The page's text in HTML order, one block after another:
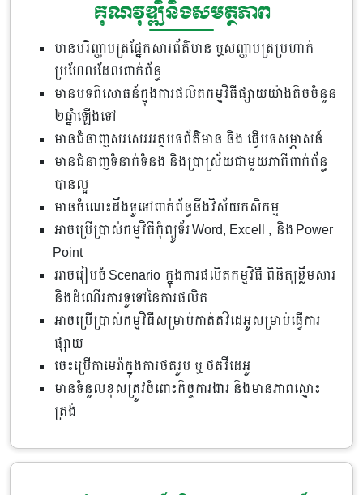
គុណវុឌ្ឍិនិងសមត្ថភាព
មានបរិញ្ញាបត្រផ្នែកសារព័ត៌មាន ឬសញ្ញាបត្រប្រហាក់
ប្រហែលដែលពាក់ព័ន្ធ
មានបទពិសោធន៍ក្នុងការផលិតកម្មវិធីផ្សាយយ៉ាងតិចចំនួន
២ឆ្នាំឡើងទៅ
មានជំនាញសរសេរអត្ថបទព័ត៌មាន និង ធ្វើបទសម្ភាសន៍
មានជំនាញទំនាក់ទំនង និងប្រាស្រ័យជាមួយភាគីពាក់ព័ន្ធ
បានល្អ
មានចំណេះដឹងទូទៅពាក់ព័ន្ធនឹងវិស័យកសិកម្ម
អាចប្រើប្រាស់កម្មវិធីកុំព្យូទ័រ Word, Excell , និង Power
Point
អាចរៀបចំ Scenario ក្នុងការផលិតកម្មវិធី ពិនិត្យខ្លឹមសារ
និងដំណើរការទូទៅនៃការផលិត
អាចប្រើប្រាស់កម្មវិធីសម្រាប់កាត់តវីដេអូសម្រាប់ធ្វើការ
ផ្សាយ
ចេះប្រើកាមេរ៉ាក្នុងការថតរូប ឬ ថតវីដេអូ
មានទំនួលខុសត្រូវចំពោះកិច្ចការងារ និងមានភាពស្មោះ
ត្រង់